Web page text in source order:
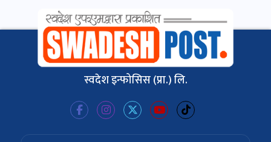
स्वदेश इन्फोसिस (प्रा.) लि.